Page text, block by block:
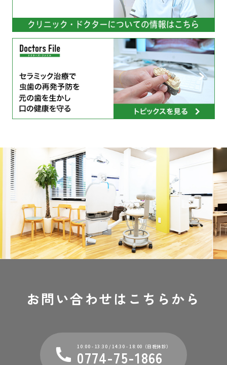
Previous Next
お問い合わせは こちらから
10:00 - 13:30 / 14:30 - 18:00（日祝休診）
0774-75-1866